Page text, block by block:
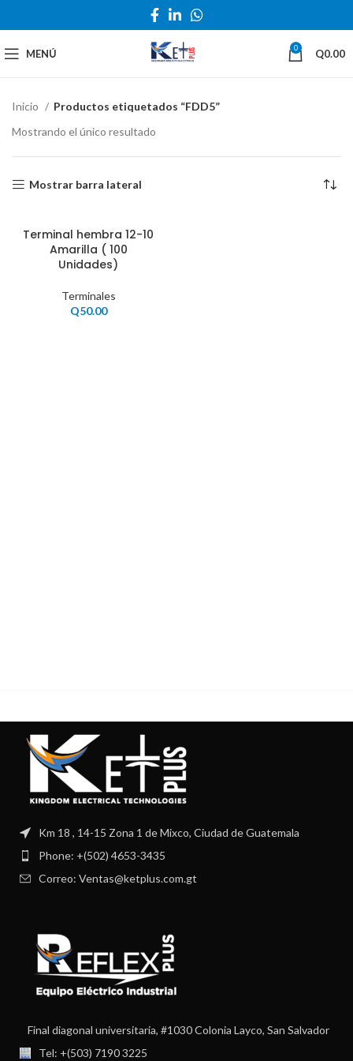
MENÚ 0 Q0.00
Inicio
Productos etiquetados “FDD5”
Mostrando el único resultado
Mostrar barra lateral
Terminal hembra 12-10
Amarilla ( 100
Unidades)
Terminales
Q50.00
Km 18 , 14-15 Zona 1 de Mixco, Ciudad de Guatemala
Phone: +(502) 4653-3435
Correo: Ventas@ketplus.com.gt
Final diagonal universitaria, #1030 Colonia Layco, San Salvador
Tel: +(503) 7190 3225